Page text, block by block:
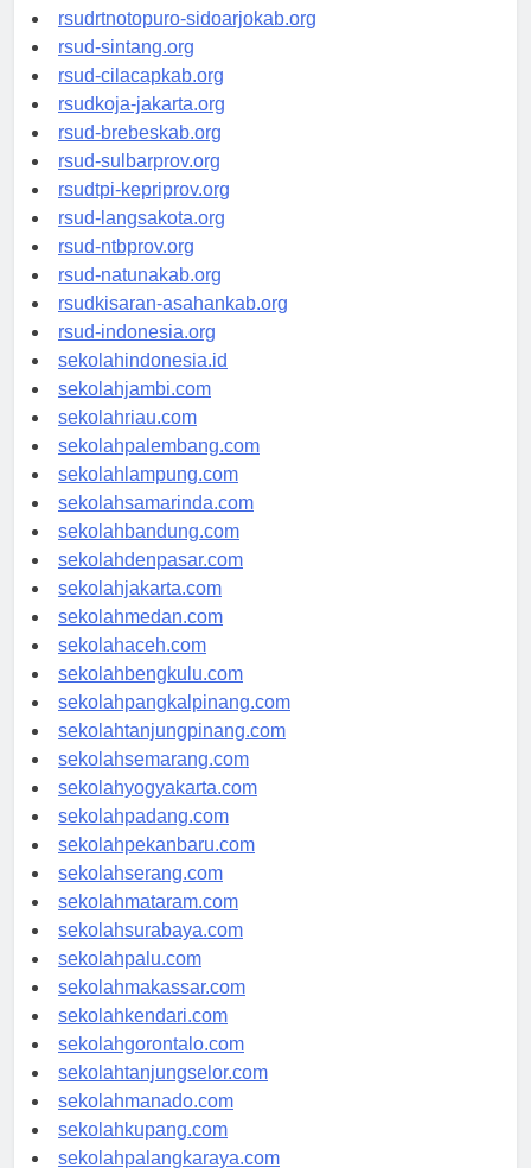
rsudksa-depok.org
rsudrtnotopuro-sidoarjokab.org
rsud-sintang.org
rsud-cilacapkab.org
rsudkoja-jakarta.org
rsud-brebeskab.org
rsud-sulbarprov.org
rsudtpi-kepriprov.org
rsud-langsakota.org
rsud-ntbprov.org
rsud-natunakab.org
rsudkisaran-asahankab.org
rsud-indonesia.org
sekolahindonesia.id
sekolahjambi.com
sekolahriau.com
sekolahpalembang.com
sekolahlampung.com
sekolahsamarinda.com
sekolahbandung.com
sekolahdenpasar.com
sekolahjakarta.com
sekolahmedan.com
sekolahaceh.com
sekolahbengkulu.com
sekolahpangkalpinang.com
sekolahtanjungpinang.com
sekolahsemarang.com
sekolahyogyakarta.com
sekolahpadang.com
sekolahpekanbaru.com
sekolahserang.com
sekolahmataram.com
sekolahsurabaya.com
sekolahpalu.com
sekolahmakassar.com
sekolahkendari.com
sekolahgorontalo.com
sekolahtanjungselor.com
sekolahmanado.com
sekolahkupang.com